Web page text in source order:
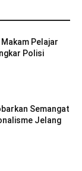
Pelajar
Polisi
Semangat
Jelang